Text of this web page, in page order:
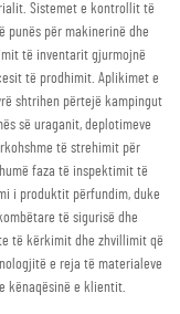
Sistemet e kontrollit të
punës për makinerinë dhe
të inventarit gjurmojnë
të prodhimit. Aplikimet e
shtrihen përtejë kampingut
së uraganit, deplotimeve
të strehimit për
faza të inspektimit të
i produktit përfundim, duke
të sigurisë dhe
të kërkimit dhe zhvillimit që
e reja të materialeve
kënaqësinë e klientit.